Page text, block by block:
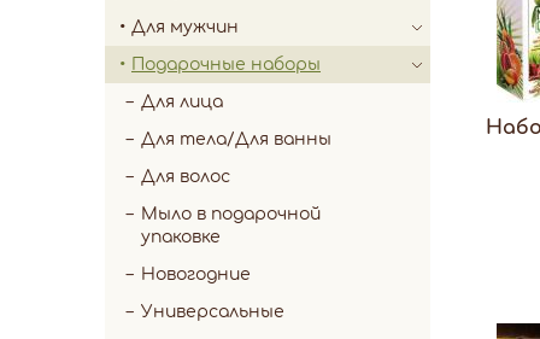
Для мужчин
Подарочные наборы
Для лица
Для тела/Для ванны
Для волос
Мыло в подарочной
упаковке
Новогодние
Универсальные